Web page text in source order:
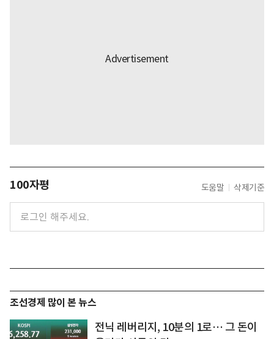
100자평 도움말 삭제기준
조선경제 많이 본 뉴스
전닉 레버리지, 10분의 1로… 그 돈이